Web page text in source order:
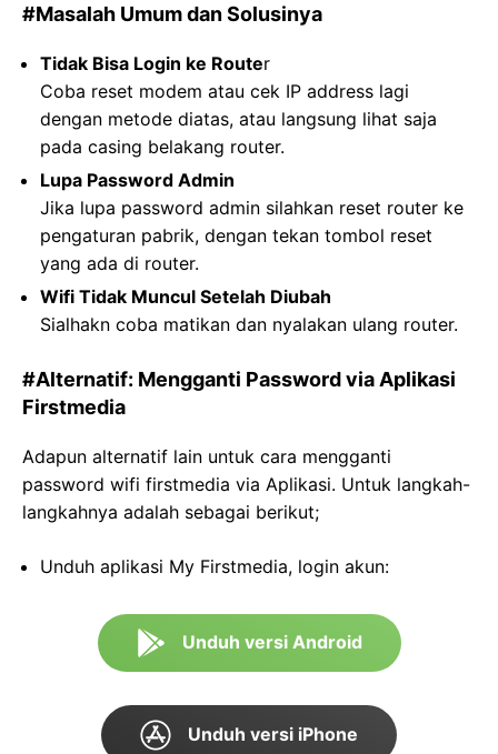
#Masalah Umum dan Solusinya
Tidak Bisa Login ke Router
Coba reset modem atau cek IP address lagi
dengan metode diatas, atau langsung lihat saja
pada casing belakang router.
Lupa Password Admin
Jika lupa password admin silahkan reset router ke
pengaturan pabrik, dengan tekan tombol reset
yang ada di router.
Wifi Tidak Muncul Setelah Diubah
Sialhakn coba matikan dan nyalakan ulang router.
#Alternatif: Mengganti Password via Aplikasi
Firstmedia
Adapun alternatif lain untuk cara mengganti
password wifi firstmedia via Aplikasi. Untuk langkah-
langkahnya adalah sebagai berikut;
Unduh aplikasi My Firstmedia, login akun:
Unduh versi Android
Unduh versi iPhone